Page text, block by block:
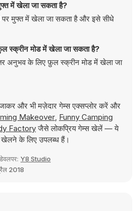
में खेला जा सकता है?
मुफ्त में खेला जा सकता है और इसे सीधे
स्क्रीन मोड में खेला जा सकता है?
अनुभव के लिए फ़ुल स्क्रीन मोड में खेला जा
और भी मज़ेदार गेम्स एक्सप्लोर करें और
Makeover, Funny Camping
Factoryजैसे लोकप्रिय गेम्स खेलें — ये
के लिए उपलब्ध हैं।
Y8 Studio
2018